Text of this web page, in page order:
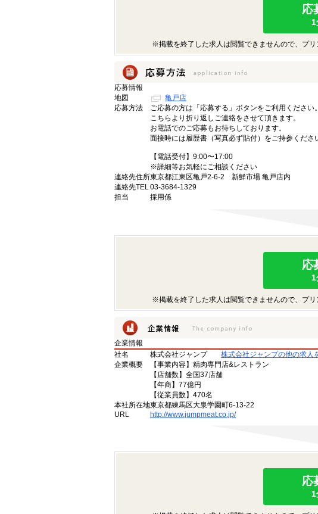
応
※掲載を終了した求人は閲覧できませんので、プリ
応募情報
地図
亀戸店
応募方法
ご応募の方は「応募する」ボタンをご利用ください。
こちらより折り返しご連絡をさせて頂きます。
お電話でのご応募もお待ちしております。
面接時には履歴書（写真必ず貼付）をご持参くださ
【電話受付】9:00〜17:00
※詳細等お気軽にご相談ください
連絡先住所東京都江東区亀戸2-6-2 新鮮市場 亀戸店内
連絡先TEL03-3684-1329
担当
採用係
応
※掲載を終了した求人は閲覧できませんので、プリ
企業情報
社名
株式会社ジャンプ
株式会社ジャンプの他の求人
企業概要
【事業内容】精肉専門店&レストラン
【店舗数】全国37店舗
【年商】77億円
【従業員数】470名
本社所在地東京都練馬区大泉学園町6-13-22
URL
http://www.jumpmeat.co.jp/
応